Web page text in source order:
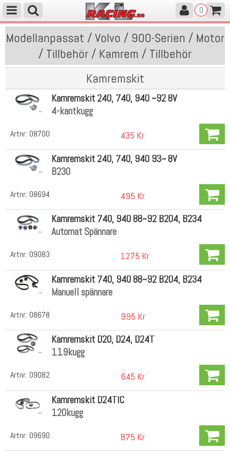
0
Modellanpassat / Volvo / 900-Serien / Motor
/ Tillbehör / Kamrem / Tillbehör
Kamremskit
Artnr: 08700
Kamremskit 240, 740, 940 ~92 8V
4-kantkugg
435 Kr
Artnr: 08694
Kamremskit 240, 740, 940 93~ 8V
B230
495 Kr
Artnr: 09083
Kamremskit 740, 940 88~92 B204, B234
Automat Spännare
1275 Kr
Artnr: 08678
Kamremskit 740, 940 88~92 B204, B234
Manuell spännare
995 Kr
Artnr: 09082
Kamremskit D20, D24, D24T
119kugg
645 Kr
Artnr: 09690
Kamremskit D24TIC
120kugg
875 Kr